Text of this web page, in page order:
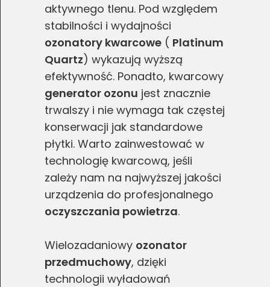
aktywnego tlenu. Pod względem
stabilności i wydajności
ozonatory kwarcowe ( Platinum
Quartz) wykazują wyższą
efektywność. Ponadto, kwarcowy
generator ozonu jest znacznie
trwalszy i nie wymaga tak częstej
konserwacji jak standardowe
płytki. Warto zainwestować w
technologię kwarcową, jeśli
zależy nam na najwyższej jakości
urządzenia do profesjonalnego
oczyszczania powietrza.
Wielozadaniowy ozonator
przedmuchowy, dzięki
technologii wyładowań